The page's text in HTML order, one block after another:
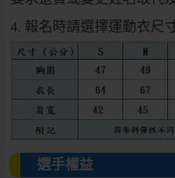
4. 報名時請選擇運動衣尺
選手權益